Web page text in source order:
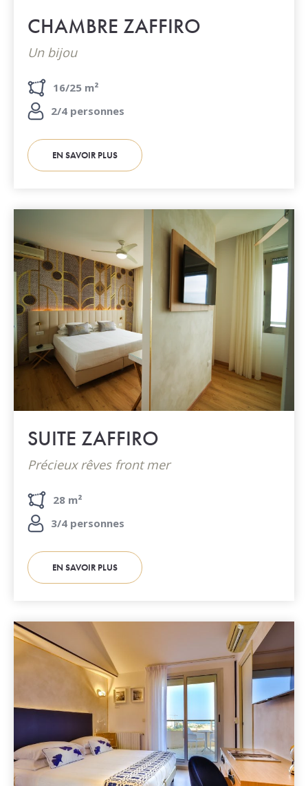
CHAMBRE ZAFFIRO
Un bijou
16/25 m²
2/4 personnes
EN SAVOIR PLUS
SUITE ZAFFIRO
Précieux rêves front mer
28 m²
3/4 personnes
EN SAVOIR PLUS